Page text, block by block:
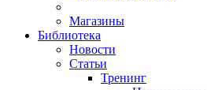
Магазины
Библиотека
Новости
Статьи
Тренинг